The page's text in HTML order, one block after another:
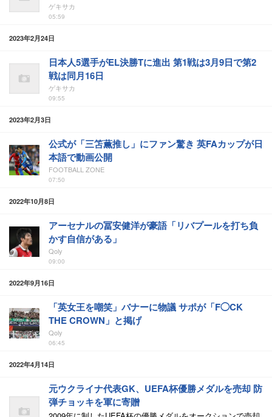
ゲキサカ
05:59
2023年2月24日
日本人5選手がEL決勝Tに進出 第1戦は3月9日で第2
戦は同月16日
ゲキサカ
09:55
2023年2月3日
公式が「三笘薫推し」にファン驚き 英FAカップが日
本語で動画公開
FOOTBALL ZONE
07:50
2022年10月8日
アーセナルの冨安健洋が豪語「リバプールを打ち負
かす自信がある」
Qoly
09:00
2022年9月16日
「英女王を嘲笑」バナーに物議 サポが「F◯CK
THE CROWN」と掲げ
Qoly
06:45
2022年4月14日
元ウクライナ代表GK、UEFA杯優勝メダルを売却 防
弾チョッキを軍に寄贈